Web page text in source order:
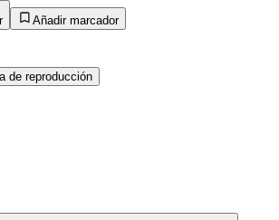
Añadir marcador
de reproducción